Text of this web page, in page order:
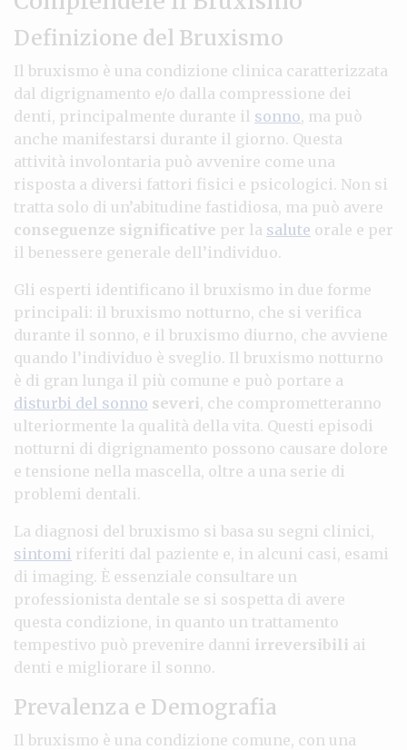
Definizione del Bruxismo
Il bruxismo è una condizione clinica caratterizzata
dal digrignamento e/o dalla compressione dei
denti, principalmente durante il sonno, ma può
anche manifestarsi durante il giorno. Questa
attività involontaria può avvenire come una
risposta a diversi fattori fisici e psicologici. Non si
tratta solo di un’abitudine fastidiosa, ma può avere
conseguenze significative per la salute orale e per
il benessere generale dell’individuo.
Gli esperti identificano il bruxismo in due forme
principali: il bruxismo notturno, che si verifica
durante il sonno, e il bruxismo diurno, che avviene
quando l’individuo è sveglio. Il bruxismo notturno
è di gran lunga il più comune e può portare a
disturbi del sonno severi, che comprometteranno
ulteriormente la qualità della vita. Questi episodi
notturni di digrignamento possono causare dolore
e tensione nella mascella, oltre a una serie di
problemi dentali.
La diagnosi del bruxismo si basa su segni clinici,
sintomi riferiti dal paziente e, in alcuni casi, esami
di imaging. È essenziale consultare un
professionista dentale se si sospetta di avere
questa condizione, in quanto un trattamento
tempestivo può prevenire danni irreversibili ai
denti e migliorare il sonno.
Prevalenza e Demografia
Il bruxismo è una condizione comune, con una